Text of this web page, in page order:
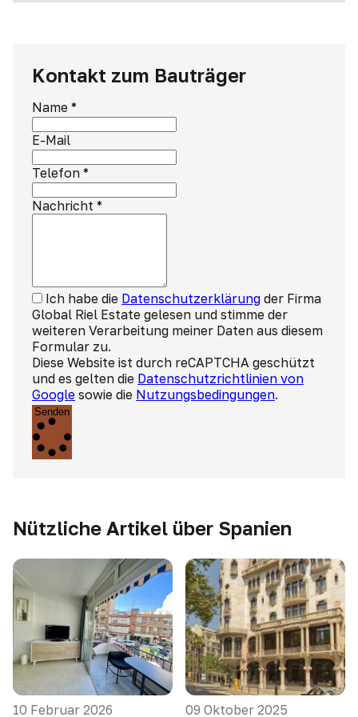
Kontakt zum Bauträger
Name *
E-Mail
Telefon *
Nachricht *
Ich habe die Datenschutzerklärung der Firma
Global Riel Estate gelesen und stimme der
weiteren Verarbeitung meiner Daten aus diesem
Formular zu.
Diese Website ist durch reCAPTCHA geschützt
und es gelten die Datenschutzrichtlinien von
Google sowie die Nutzungsbedingungen.
Senden
Nützliche Artikel über Spanien
10 Februar 2026 09 Oktober 2025